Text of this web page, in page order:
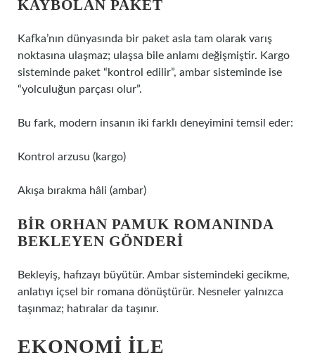
KAYBOLAN PAKET
Kafka’nın dünyasında bir paket asla tam olarak varış
noktasına ulaşmaz; ulaşsa bile anlamı değişmiştir. Kargo
sisteminde paket “kontrol edilir”, ambar sisteminde ise
“yolculuğun parçası olur”.
Bu fark, modern insanın iki farklı deneyimini temsil eder:
Kontrol arzusu (kargo)
Akışa bırakma hâli (ambar)
BIR ORHAN PAMUK ROMANINDA
BEKLEYEN GÖNDERI
Bekleyiş, hafızayı büyütür. Ambar sistemindeki gecikme,
anlatıyı içsel bir romana dönüştürür. Nesneler yalnızca
taşınmaz; hatıralar da taşınır.
EKONOMI ILE